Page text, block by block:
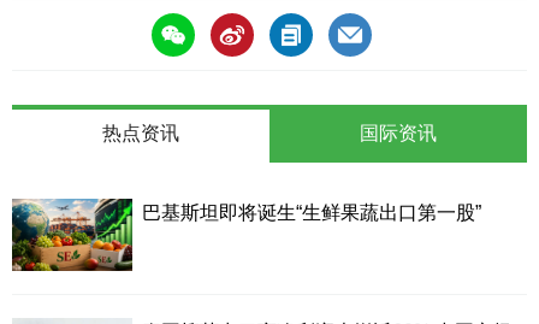
热点资讯
巴基斯坦即将诞生“生鲜果蔬出口第一股”
国际资讯